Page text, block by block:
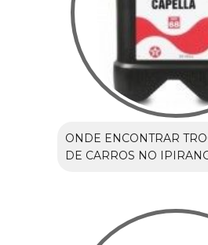
ONDE ENCONTRAR
DE CARROS NO